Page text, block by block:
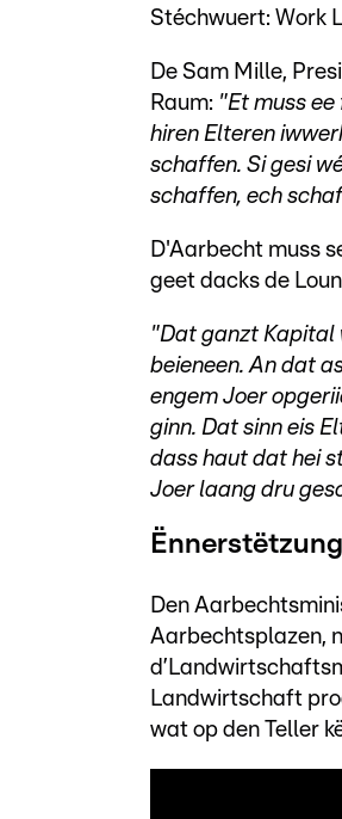
Stéchwuert: Work
De Sam Mille,
Raum: "Et muss
hiren Elteren
schaffen. Si gesi
schaffen, ech
D'Aarbecht muss
geet dacks de
"Dat ganzt Kapital
beieneen. An dat
engem Joer
ginn. Dat sinn eis
dass haut dat hei
Joer laang dru
Den
Aarbechtsplazen,
Landwirtschaft
wat op den Teller